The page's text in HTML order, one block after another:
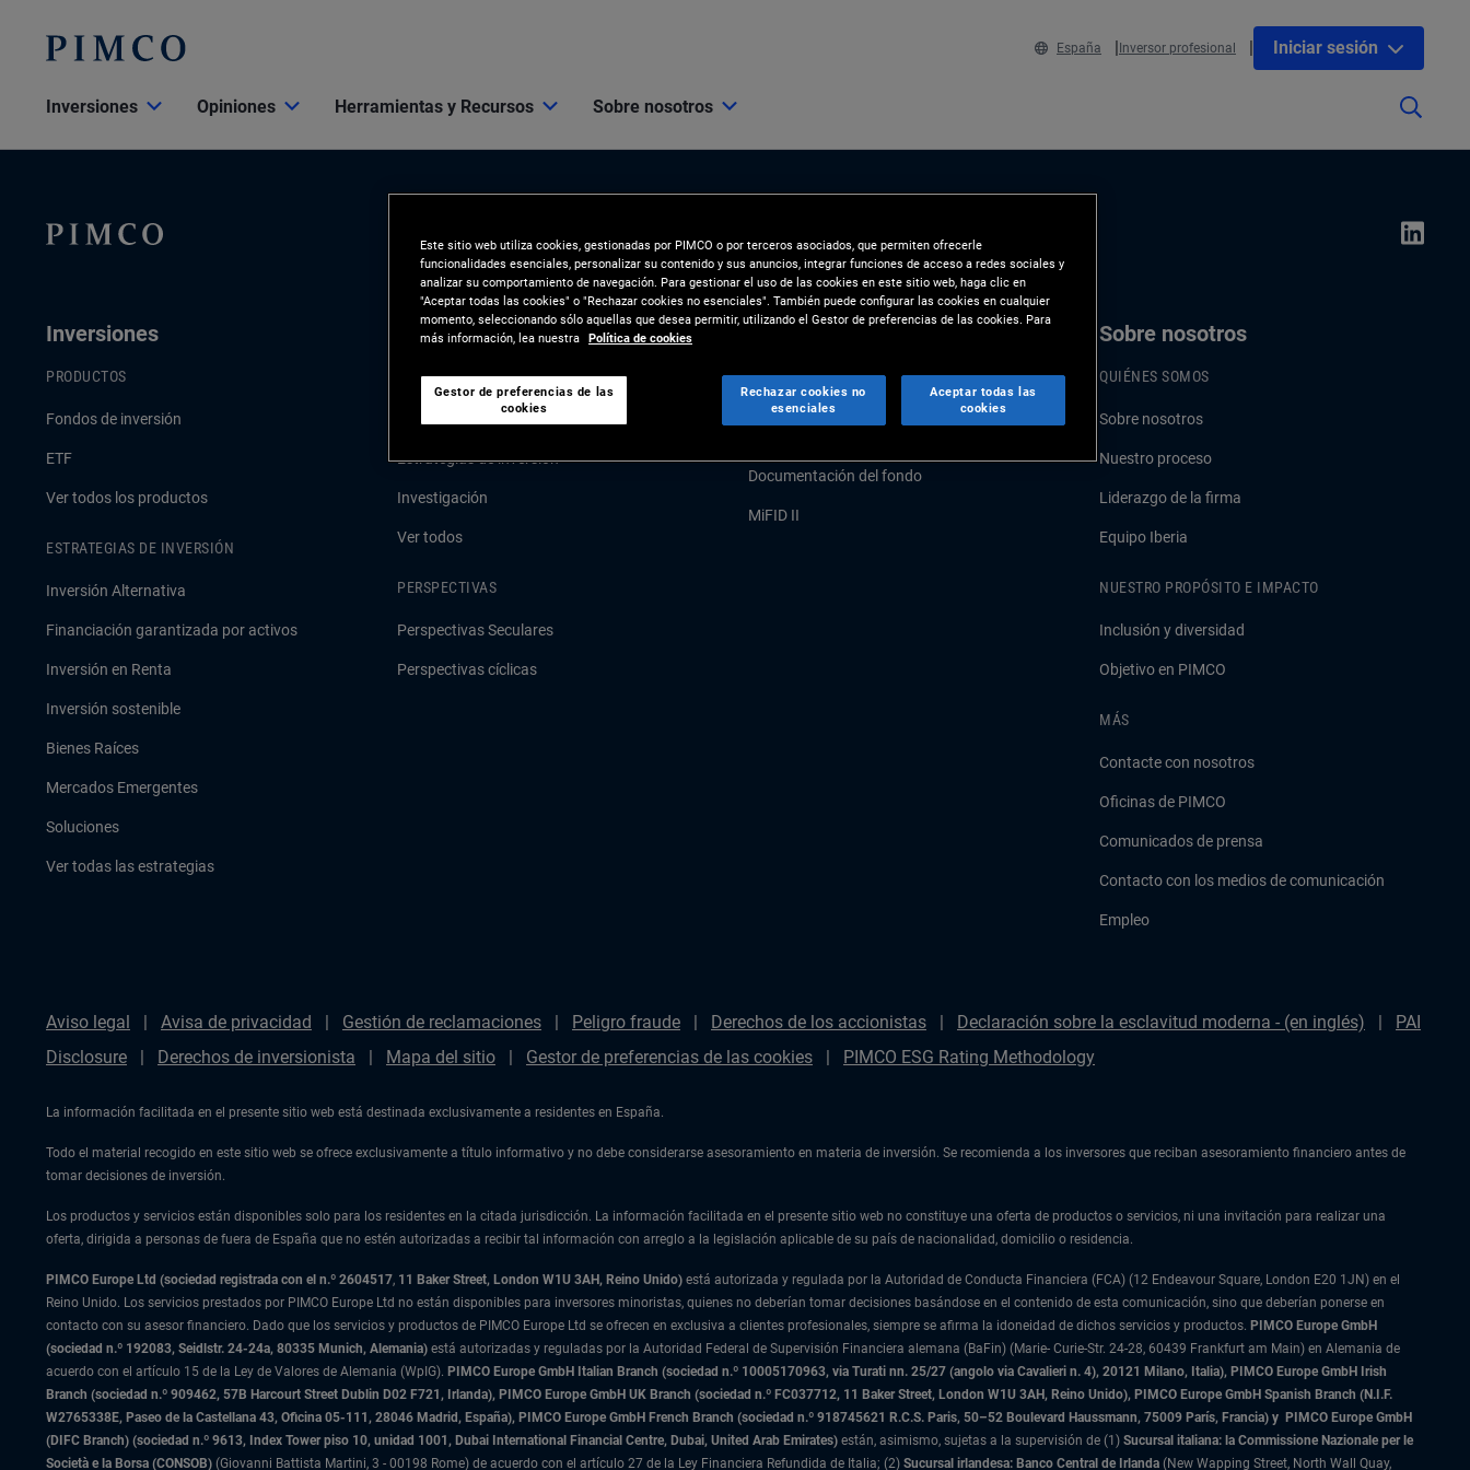
España Inversor profesional Iniciar sesión
Inversiones Opiniones Herramientas y Recursos Sobre nosotros
Inversiones
PRODUCTOS
Fondos de inversión
ETF
Ver todos los productos
ESTRATEGIAS DE INVERSIÓN
Inversión Alternativa
Financiación garantizada por activos
Inversión en Renta
Inversión sostenible
Bienes Raíces
Mercados Emergentes
Soluciones
Ver todas las estrategias
Opiniones
ÚLTIMAS PERSPECTIVAS
Estrategias de inversión
Investigación
Ver todos
PERSPECTIVAS
Perspectivas Seculares
Perspectivas cíclicas
Herramientas y Recursos
Client Solutions & Analytics
Documentación del fondo
MiFID II
Sobre nosotros
QUIÉNES SOMOS
Sobre nosotros
Nuestro proceso
Liderazgo de la firma
Equipo Iberia
NUESTRO PROPÓSITO E IMPACTO
Inclusión y diversidad
Objetivo en PIMCO
MÁS
Contacte con nosotros
Oficinas de PIMCO
Comunicados de prensa
Contacto con los medios de comunicación
Empleo
Aviso legal Avisa de privacidad Gestión de reclamaciones Peligro fraude Derechos de los accionistas Declaración sobre la esclavitud moderna - (en inglés)
PAI
Disclosure
Derechos de inversionista Mapa del sitio Gestor de preferencias de las cookies PIMCO ESG Rating Methodology
La información facilitada en el presente sitio web está destinada exclusivamente a residentes en España.
Todo el material recogido en este sitio web se ofrece exclusivamente a título informativo y no debe considerarse asesoramiento en materia de inversión. Se recomienda a los inversores que reciban asesoramiento financiero antes de
tomar decisiones de inversión.
Los productos y servicios están disponibles solo para los residentes en la citada jurisdicción. La información facilitada en el presente sitio web no constituye una oferta de productos o servicios, ni una invitación para realizar una
oferta, dirigida a personas de fuera de España que no estén autorizadas a recibir tal información con arreglo a la legislación aplicable de su país de nacionalidad, domicilio o residencia.
PIMCO Europe Ltd (sociedad registrada con el n.º 2604517, 11 Baker Street, London W1U 3AH, Reino Unido) está autorizada y regulada por la Autoridad de Conducta Financiera (FCA) (12 Endeavour Square, London E20 1JN) en el
Reino Unido. Los servicios prestados por PIMCO Europe Ltd no están disponibles para inversores minoristas, quienes no deberían tomar decisiones basándose en el contenido de esta comunicación, sino que deberían ponerse en
contacto con su asesor financiero. Dado que los servicios y productos de PIMCO Europe Ltd se ofrecen en exclusiva a clientes profesionales, siempre se afirma la idoneidad de dichos servicios y productos. PIMCO Europe GmbH
(sociedad n.º 192083, Seidlstr. 24-24a, 80335 Munich, Alemania) está autorizadas y reguladas por la Autoridad Federal de Supervisión Financiera alemana (BaFin) (Marie- Curie-Str. 24-28, 60439 Frankfurt am Main) en Alemania de
acuerdo con el artículo 15 de la Ley de Valores de Alemania (WpIG). PIMCO Europe GmbH Italian Branch (sociedad n.º 10005170963, via Turati nn. 25/27 (angolo via Cavalieri n. 4), 20121 Milano, Italia), PIMCO Europe GmbH Irish
Branch (sociedad n.º 909462, 57B Harcourt Street Dublin D02 F721, Irlanda), PIMCO Europe GmbH UK Branch (sociedad n.º FC037712, 11 Baker Street, London W1U 3AH, Reino Unido), PIMCO Europe GmbH Spanish Branch (N.I.F.
W2765338E, Paseo de la Castellana 43, Oficina 05-111, 28046 Madrid, España), PIMCO Europe GmbH French Branch (sociedad n.º 918745621 R.C.S. Paris, 50–52 Boulevard Haussmann, 75009 París, Francia) y PIMCO Europe GmbH
(DIFC Branch) (sociedad n.º 9613, Index Tower piso 10, unidad 1001, Dubai International Financial Centre, Dubai, United Arab Emirates) están, asimismo, sujetas a la supervisión de (1) Sucursal italiana: la Commissione Nazionale per le
Società e la Borsa (CONSOB) (Giovanni Battista Martini, 3 - 00198 Rome) de acuerdo con el artículo 27 de la Ley Financiera Refundida de Italia; (2) Sucursal irlandesa: Banco Central de Irlanda (New Wapping Street, North Wall Quay,
Este sitio web utiliza cookies, gestionadas por PIMCO o por terceros asociados, que permiten ofrecerle
funcionalidades esenciales, personalizar su contenido y sus anuncios, integrar funciones de acceso a redes sociales y
analizar su comportamiento de navegación. Para gestionar el uso de las cookies en este sitio web, haga clic en
"Aceptar todas las cookies" o "Rechazar cookies no esenciales". También puede configurar las cookies en cualquier
momento, seleccionando sólo aquellas que desea permitir, utilizando el Gestor de preferencias de las cookies. Para
más información, lea nuestra Política de cookies
Gestor de preferencias de las
cookies
Rechazar cookies no
esenciales
Aceptar todas las
cookies